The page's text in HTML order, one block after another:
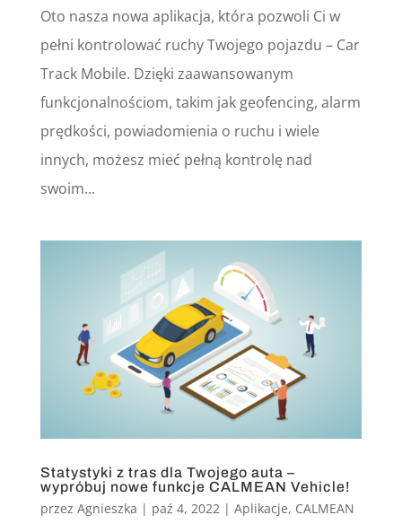
Oto nasza nowa aplikacja, która pozwoli Ci w
pełni kontrolować ruchy Twojego pojazdu – Car
Track Mobile. Dzięki zaawansowanym
funkcjonalnościom, takim jak geofencing, alarm
prędkości, powiadomienia o ruchu i wiele
innych, możesz mieć pełną kontrolę nad
swoim...
Statystyki z tras dla Twojego auta –
wypróbuj nowe funkcje CALMEAN Vehicle!
przez Agnieszka | paź 4, 2022| Aplikacje, CALMEAN